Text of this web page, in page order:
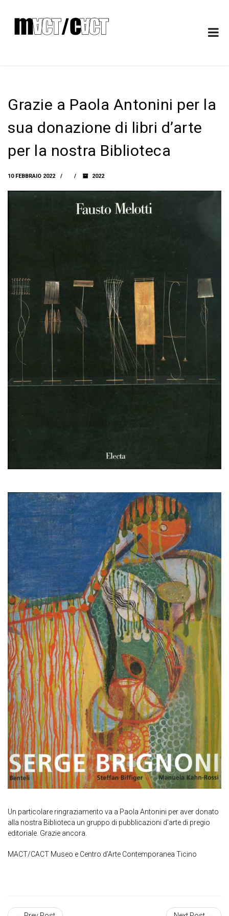
Grazie a Paola Antonini per la
sua donazione di libri d’arte
per la nostra Biblioteca
10 FEBBRAIO 2022 2022
Un particolare ringraziamento va a Paola Antonini per aver donato
alla nostra Biblioteca un gruppo di pubblicazioni d’arte di pregio
editoriale. Grazie ancora.
MACT/CACT Museo e Centro d’Arte Contemporanea Ticino